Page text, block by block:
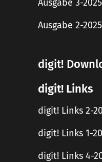
Ausgabe 3-2025
Ausgabe 2-2025
digit!
digit! Links
digit! Links 2-
digit! Links 1-
digit! Links 4-